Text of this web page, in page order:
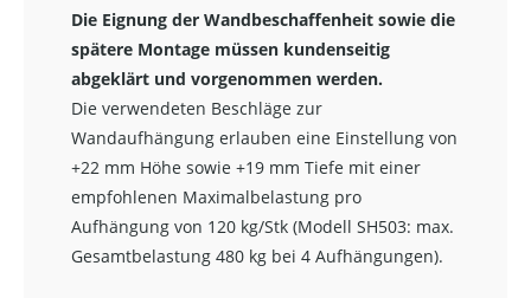
Die Eignung der Wandbeschaffenheit sowie die
spätere Montage müssen kundenseitig
abgeklärt und vorgenommen werden.
Die verwendeten Beschläge zur
Wandaufhängung erlauben eine Einstellung von
+22 mm Höhe sowie +19 mm Tiefe mit einer
empfohlenen Maximalbelastung pro
Aufhängung von 120 kg/Stk (Modell SH503: max.
Gesamtbelastung 480 kg bei 4 Aufhängungen).